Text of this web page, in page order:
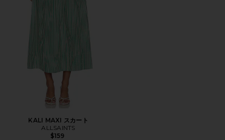
KALI MAXI スカート
ALLSAINTS
$159